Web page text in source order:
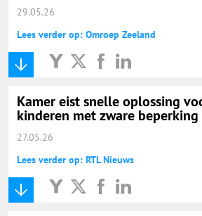
29.05.26
Lees verder op: Omroep Zeeland
Kamer eist snelle oplossing
kinderen met zware beperking
27.05.26
Lees verder op: RTL Nieuws